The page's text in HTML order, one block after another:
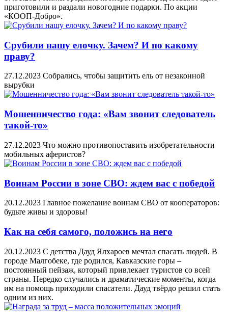
приготовили и раздали новогодние подарки. По акции
«КООП-Добро».
Срубили нашу елочку. Зачем? И по какому
праву?
27.12.2023 Собрались, чтобы защитить ель от незаконной
вырубки
Мошенничество года: «Вам звонит следователь
такой-то»
27.12.2023 Что можно противопоставить изобретательности
мобильных аферистов?
Воинам России в зоне СВО: ждем вас с победой
20.12.2023 Главное пожелание воинам СВО от кооператоров:
будьте живы и здоровы!
Как на себя самого, положись на него
20.12.2023 С детства Дауд Ялхароев мечтал спасать людей. В
городе Малгобеке, где родился, Кавказские горы –
постоянный пейзаж, который привлекает туристов со всей
страны. Нередко случались и драматические моменты, когда
им на помощь приходили спасатели. Дауд твёрдо решил стать
одним из них.